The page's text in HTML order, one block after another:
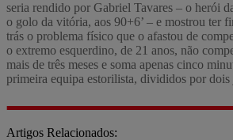
seria rendido por Gabriel Tavares – o herói
o golo da vitória, aos 90+6’ – e mostrou ter
trás o problema físico que o afastou de
o extremo esquerdino, de 21 anos, não
mais de três meses e soma apenas cinco
primeira equipa estorilista, divididos por dois
Artigos Relacionados: